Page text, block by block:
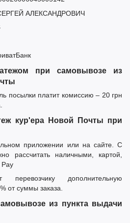
АЛЕКСАНДРОВИЧ
при самовывозе из
посылки платит комиссию – 20 грн
кур'ера Новой Почты при
приложении или на сайте. С
рассчитать наличными, картой,
перевозчику дополнительную
от суммы заказа.
из пункта выдачи